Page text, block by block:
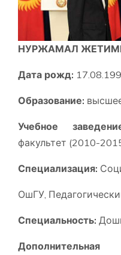
НУРЖАМАЛ
Дата рожд:
Образование:
Учебное
факультет (2010-
Специализация:
ОшГУ,
Специальность:
Дополнительная